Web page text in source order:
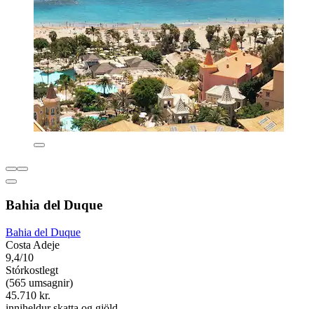
Bahia del Duque
Bahia del Duque
Costa Adeje
9,4/10
Stórkostlegt
(565 umsagnir)
45.710 kr.